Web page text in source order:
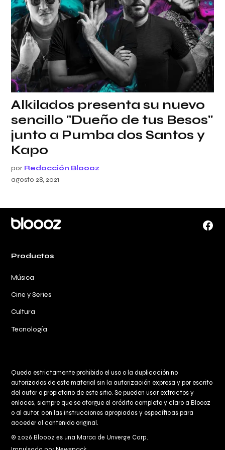
Alkilados presenta su nuevo
sencillo "Dueño de tus Besos"
junto a Pumba dos Santos y
Kapo
por Redacción Bloooz
agosto 28, 2021
Productos
Música
Cine y Series
Cultura
Tecnología
Queda estrictamente prohibido el uso o la duplicación no
autorizados de este material sin la autorización expresa y por escrito
del autor o propietario de este sitio. Se pueden usar extractos y
enlaces, siempre que se otorgue el crédito completo y claro aBloooz
o al autor, con las instrucciones apropiadas y específicas para
acceder al contenido original.
© 2026 Bloooz es una Marca de Unverge Corp.